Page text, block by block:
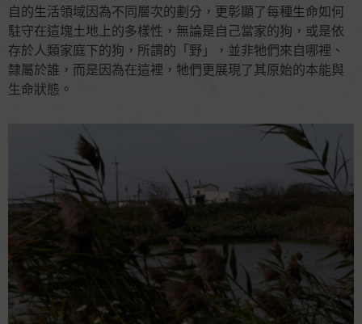
⾃的⽣活領域因為不同層次的劃分，更彰顯了每種⽣命如何
駐守在這塊土地上的多樣性，無論是自己當家的狗，或是依
存於⼈類家庭下的狗，所謂的「野」，並非牠們來⾃哪裡、
隸屬於誰，而是因為在這裡，牠們更展現了其原始的本能與
⽣命狀態。